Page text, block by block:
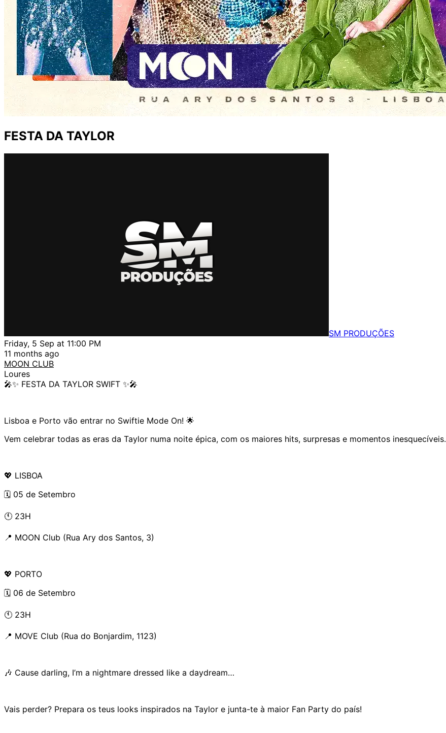
FESTA DA TAYLOR
SM PRODUÇÕES
Friday, 5 Sep at 11:00 PM
11 months ago
MOON CLUB
Loures
🎤✨ FESTA DA TAYLOR SWIFT ✨🎤
Lisboa e Porto vão entrar no Swiftie Mode On! 🌟
Vem celebrar todas as eras da Taylor numa noite épica, com os maiores hits, surpresas e momentos inesquecíveis.
💖 LISBOA
🗓️ 05 de Setembro
🕚 23H
📍 MOON Club (Rua Ary dos Santos, 3)
💖 PORTO
🗓️ 06 de Setembro
🕚 23H
📍 MOVE Club (Rua do Bonjardim, 1123)
🎶 Cause darling, I’m a nightmare dressed like a daydream…
Vais perder? Prepara os teus looks inspirados na Taylor e junta-te à maior Fan Party do país!